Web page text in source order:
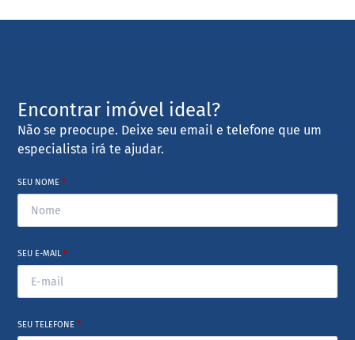
Encontrar imóvel ideal?
Não se preocupe. Deixe seu email e telefone que um
especialista irá te ajudar.
SEU NOME*
SEU E-MAIL*
SEU TELEFONE*